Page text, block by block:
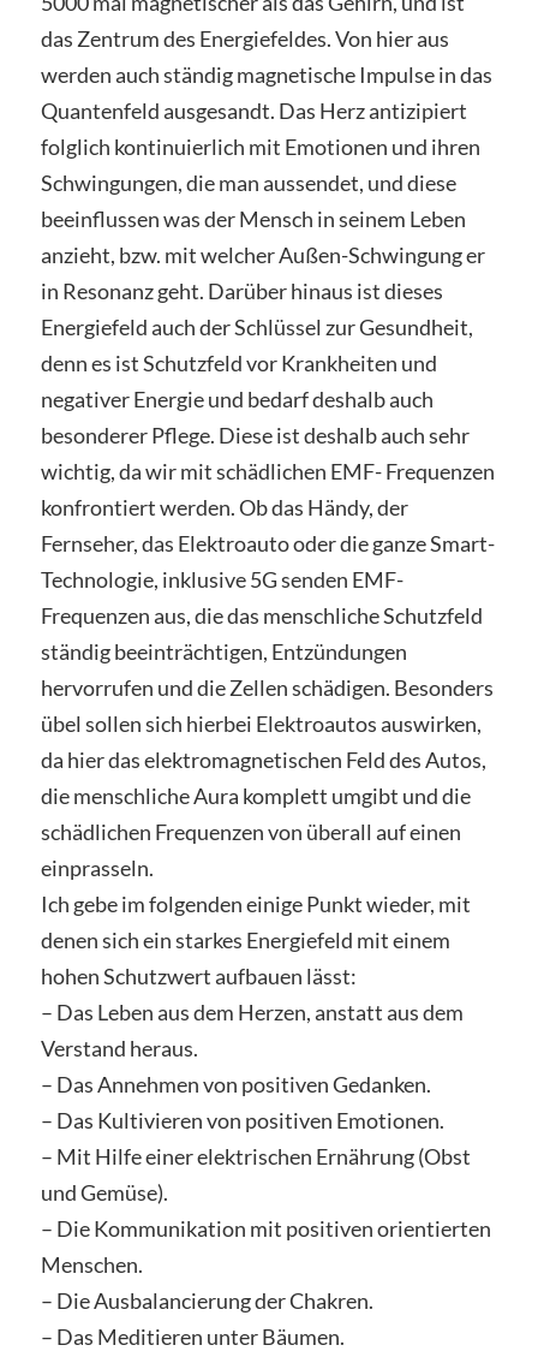
das Zentrum des Energiefeldes. Von hier aus
werden auch ständig magnetische Impulse in das
Quantenfeld ausgesandt. Das Herz antizipiert
folglich kontinuierlich mit Emotionen und ihren
Schwingungen, die man aussendet, und diese
beeinflussen was der Mensch in seinem Leben
anzieht, bzw. mit welcher Außen-Schwingung er
in Resonanz geht. Darüber hinaus ist dieses
Energiefeld auch der Schlüssel zur Gesundheit,
denn es ist Schutzfeld vor Krankheiten und
negativer Energie und bedarf deshalb auch
besonderer Pflege. Diese ist deshalb auch sehr
wichtig, da wir mit schädlichen EMF- Frequenzen
konfrontiert werden. Ob das Händy, der
Fernseher, das Elektroauto oder die ganze Smart-
Technologie, inklusive 5G senden EMF-
Frequenzen aus, die das menschliche Schutzfeld
ständig beeinträchtigen, Entzündungen
hervorrufen und die Zellen schädigen. Besonders
übel sollen sich hierbei Elektroautos auswirken,
da hier das elektromagnetischen Feld des Autos,
die menschliche Aura komplett umgibt und die
schädlichen Frequenzen von überall auf einen
einprasseln.
Ich gebe im folgenden einige Punkt wieder, mit
denen sich ein starkes Energiefeld mit einem
hohen Schutzwert aufbauen lässt:
– Das Leben aus dem Herzen, anstatt aus dem
Verstand heraus.
– Das Annehmen von positiven Gedanken.
– Das Kultivieren von positiven Emotionen.
– Mit Hilfe einer elektrischen Ernährung (Obst
und Gemüse).
– Die Kommunikation mit positiven orientierten
Menschen.
– Die Ausbalancierung der Chakren.
– Das Meditieren unter Bäumen.